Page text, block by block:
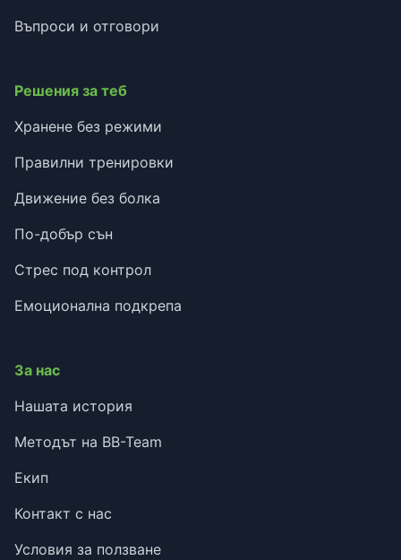
Въпроси и отговори
Решения за теб
Хранене без режими
Правилни тренировки
Движение без болка
По-добър сън
Стрес под контрол
Емоционална подкрепа
За нас
Нашата история
Методът на BB-Team
Екип
Контакт с нас
Условия за ползване